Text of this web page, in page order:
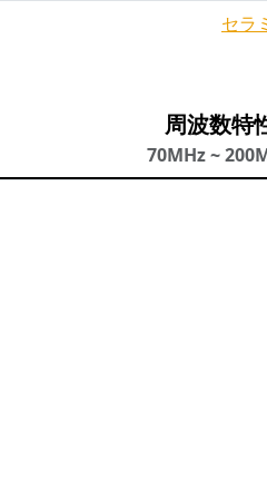
セラ
周波数特
70MHz ~